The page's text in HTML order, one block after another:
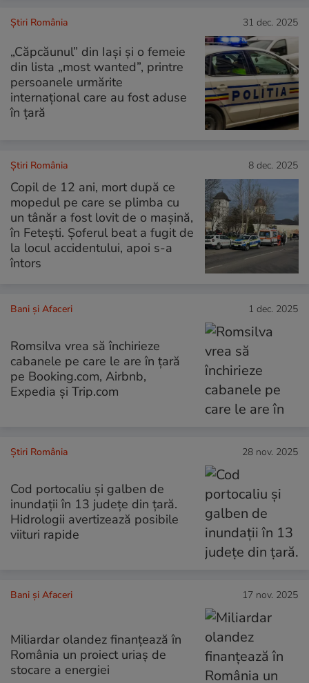
Știri România 31 dec. 2025
„Căpcăunul” din Iași și o femeie
din lista „most wanted”, printre
persoanele urmărite
internațional care au fost aduse
în țară
Știri România 8 dec. 2025
Copil de 12 ani, mort după ce
mopedul pe care se plimba cu
un tânăr a fost lovit de o mașină,
în Fetești. Șoferul beat a fugit de
la locul accidentului, apoi s-a
întors
Bani și Afaceri 1 dec. 2025
Romsilva vrea să închirieze
cabanele pe care le are în țară
pe Booking.com, Airbnb,
Expedia și Trip.com
Știri România 28 nov. 2025
Cod portocaliu și galben de
inundații în 13 județe din țară.
Hidrologii avertizează posibile
viituri rapide
Bani și Afaceri 17 nov. 2025
Miliardar olandez finanțează în
România un proiect uriaș de
stocare a energiei